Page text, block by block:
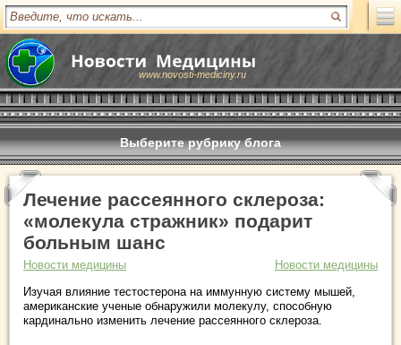
www.novosti-mediciny.ru
Выберите рубрику блога
Лечение рассеянного склероза:
«молекула стражник» подарит
больным шанс
Новости медицины
Новости медицины
Изучая влияние тестостерона на иммунную систему мышей,
американские ученые обнаружили молекулу, способную
кардинально изменить лечение рассеянного склероза.